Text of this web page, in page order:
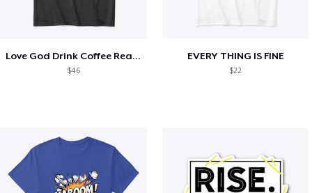
Love God Drink Coffee Read Books
$46
EVERY THING IS FINE
$22